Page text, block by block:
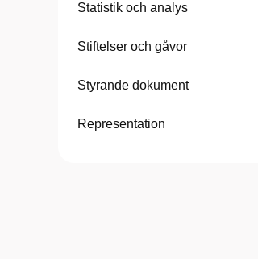
Statistik och analys
Stiftelser och gåvor
Styrande dokument
Representation